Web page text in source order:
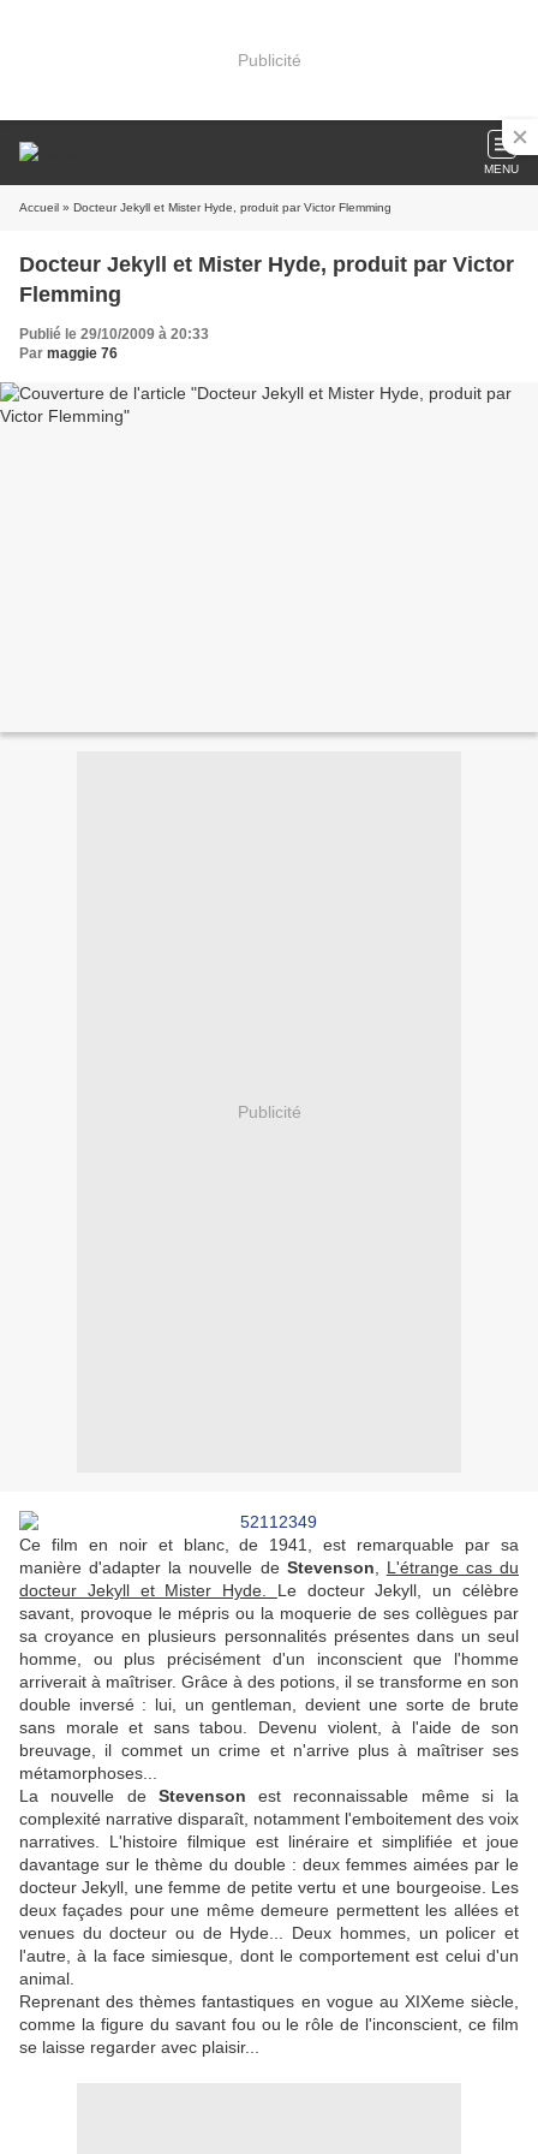
Publicité
MENU
Accueil » Docteur Jekyll et Mister Hyde, produit par Victor Flemming
Docteur Jekyll et Mister Hyde, produit par Victor
Flemming
Publié le 29/10/2009 à 20:33
Par maggie 76
Publicité
Ce film en noir et blanc, de 1941, est remarquable par sa
manière d'adapter la nouvelle deStevenson
L'étrange cas du
docteur Jekyll et Mister Hyde. Le docteur Jekyll, un célèbre
savant, provoque le mépris ou la moquerie de ses collègues par
sa croyance en plusieurs personnalités présentes dans un seul
homme, ou plus précisément d'un inconscient que l'homme
arriverait à maîtriser. Grâce à des potions, il se transforme en son
double inversé : lui, un gentleman, devient une sorte de brute
sans morale et sans tabou. Devenu violent, à l'aide de son
breuvage, il commet un crime et n'arrive plus à maîtriser ses
métamorphoses...
La nouvelle deStevenson est reconnaissable même si la
complexité narrative disparaît, notamment l'emboitement des voix
narratives. L'histoire filmique est linéraire et simplifiée et joue
davantage sur le thème du double : deux femmes aimées par le
docteur Jekyll, une femme de petite vertu et une bourgeoise. Les
deux façades pour une même demeure permettent les allées et
venues du docteur ou de Hyde... Deux hommes, un policer et
l'autre, à la face simiesque, dont le comportement est celui d'un
animal.
Reprenant des thèmes fantastiques en vogue au XIXeme siècle,
comme la figure du savant fou ou le rôle de l'inconscient, ce film
se laisse regarder avec plaisir...